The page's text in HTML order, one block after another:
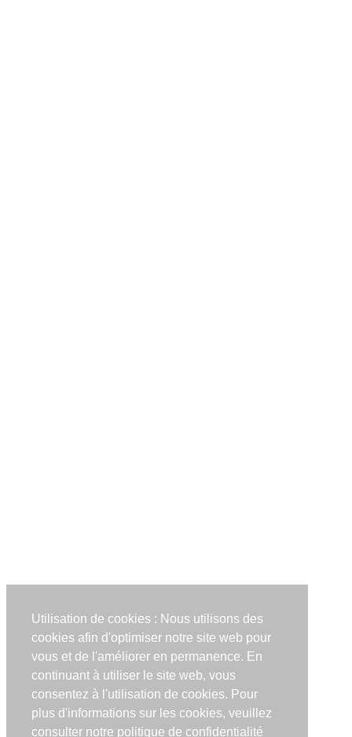
Utilisation de cookies : Nous utilisons des
cookies afin d'optimiser notre site web pour
vous et de l'améliorer en permanence. En
continuant à utiliser le site web, vous
consentez à l'utilisation de cookies. Pour
plus d'informations sur les cookies, veuillez
consulter notre politique de confidentialité